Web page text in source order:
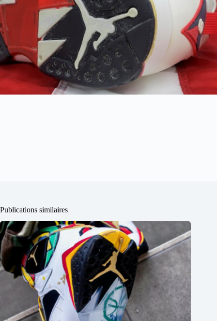
Publications similaires